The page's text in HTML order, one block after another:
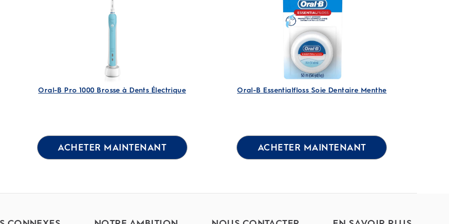
Oral-B Pro 1000 Brosse à Dents Électrique
ACHETER MAINTENANT
évaluations
Oral-B Essentialfloss Soie Dentaire Menthe
ACHETER MAINTENANT